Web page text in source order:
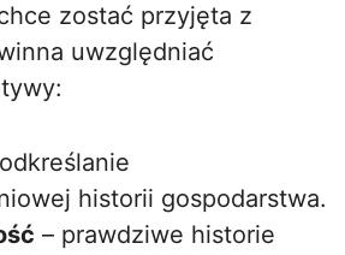
zostać przyjęta z
uwzględniać
historii gospodarstwa.
– prawdziwe historie